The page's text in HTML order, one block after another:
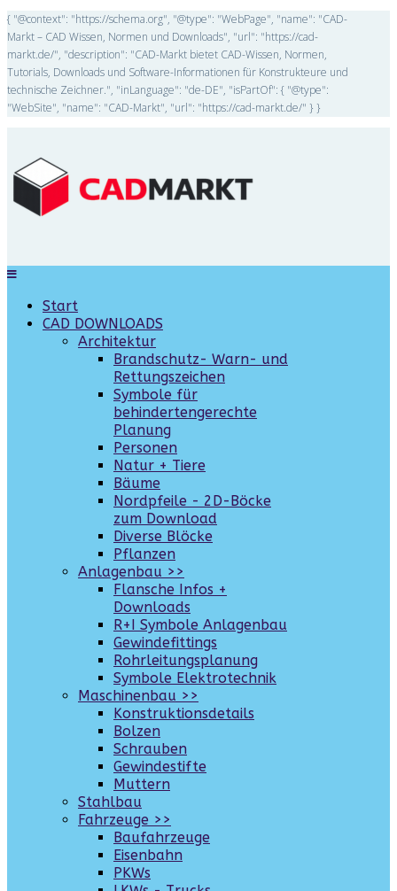
{ "@context": "https://schema.org", "@type": "WebPage", "name": "CAD-
Markt – CAD Wissen, Normen und Downloads", "url": "https://cad-
markt.de/", "description": "CAD-Markt bietet CAD-Wissen, Normen,
Tutorials, Downloads und Software-Informationen für Konstrukteure und
technische Zeichner.", "inLanguage": "de-DE", "isPartOf": { "@type":
"WebSite", "name": "CAD-Markt", "url": "https://cad-markt.de/" } }
Start
CAD DOWNLOADS
Architektur
Brandschutz- Warn- und
Rettungszeichen
Symbole für
behindertengerechte
Planung
Personen
Natur + Tiere
Bäume
Nordpfeile - 2D-Böcke
zum Download
Diverse Blöcke
Pflanzen
Anlagenbau >>
Flansche Infos +
Downloads
R+I Symbole Anlagenbau
Gewindefittings
Rohrleitungsplanung
Symbole Elektrotechnik
Maschinenbau >>
Konstruktionsdetails
Bolzen
Schrauben
Gewindestifte
Muttern
Stahlbau
Fahrzeuge >>
Baufahrzeuge
Eisenbahn
PKWs